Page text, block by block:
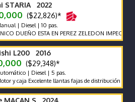
STARIA 2022
($22,826)*
| Diesel | 10 pas.
DUEÑO ESTA EN PEREZ ZELEDON IMPECABLE
L200 2016
($29,348)*
| Diesel | 5 pas.
caja Excelente llantas fajas de distribución y bateria
MACAN S 2024